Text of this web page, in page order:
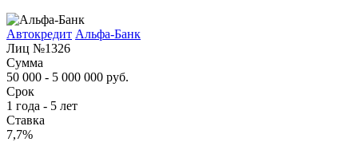
Автокредит Альфа-Банк
Лиц №1326
Сумма
50 000 - 5 000 000 руб.
Срок
1 года - 5 лет
Ставка
7,7%